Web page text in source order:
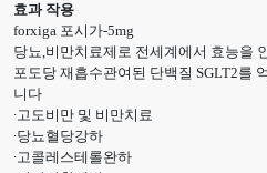
효과 작용
forxiga 포시가-5mg
당뇨,비만치료제로 전세계에서 효능을
포도당 재흡수관여된 단백질 SGLT2를
니다
∙고도비만 및 비만치료
∙당뇨혈당강하
∙고콜레스테롤완하